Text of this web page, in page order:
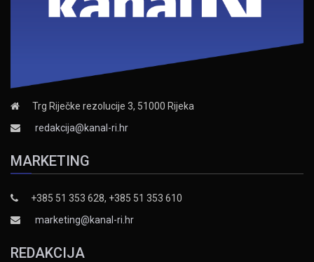
Trg Riječke rezolucije 3, 51000 Rijeka
redakcija@kanal-ri.hr
MARKETING
+385 51 353 628, +385 51 353 610
marketing@kanal-ri.hr
REDAKCIJA